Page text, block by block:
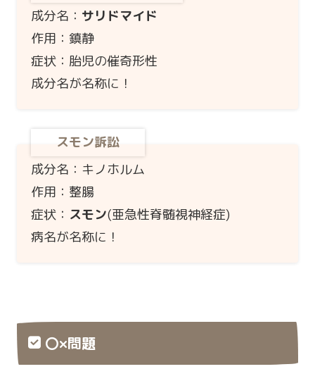
成分名： サリドマイド
作用：鎮静
症状：胎児の催奇形性
成分名が名称に！
スモン訴訟
成分名：キノホルム
作用：整腸
症状： スモン(亜急性脊髄視神経症)
病名が名称に！
〇×問題